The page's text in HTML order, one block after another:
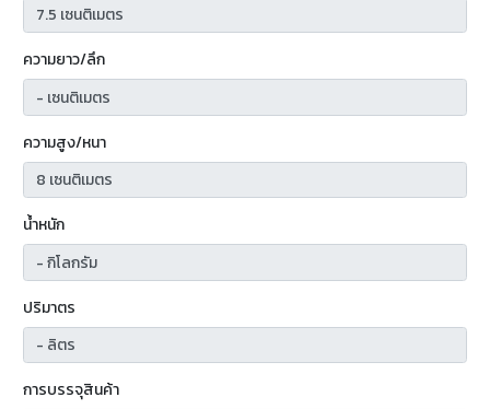
ความยาว/ลึก
ความสูง/หนา
น้ำหนัก
ปริมาตร
การบรรจุสินค้า